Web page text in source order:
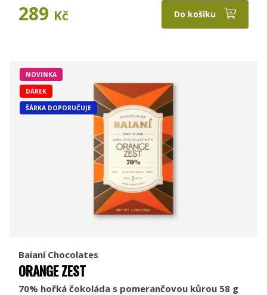
289 Kč Do košíku
NOVINKA
DÁREK
ŠÁRKA DOPORUČUJE
Baianí Chocolates
ORANGE ZEST
70% hořká čokoláda s pomerančovou kůrou 58 g